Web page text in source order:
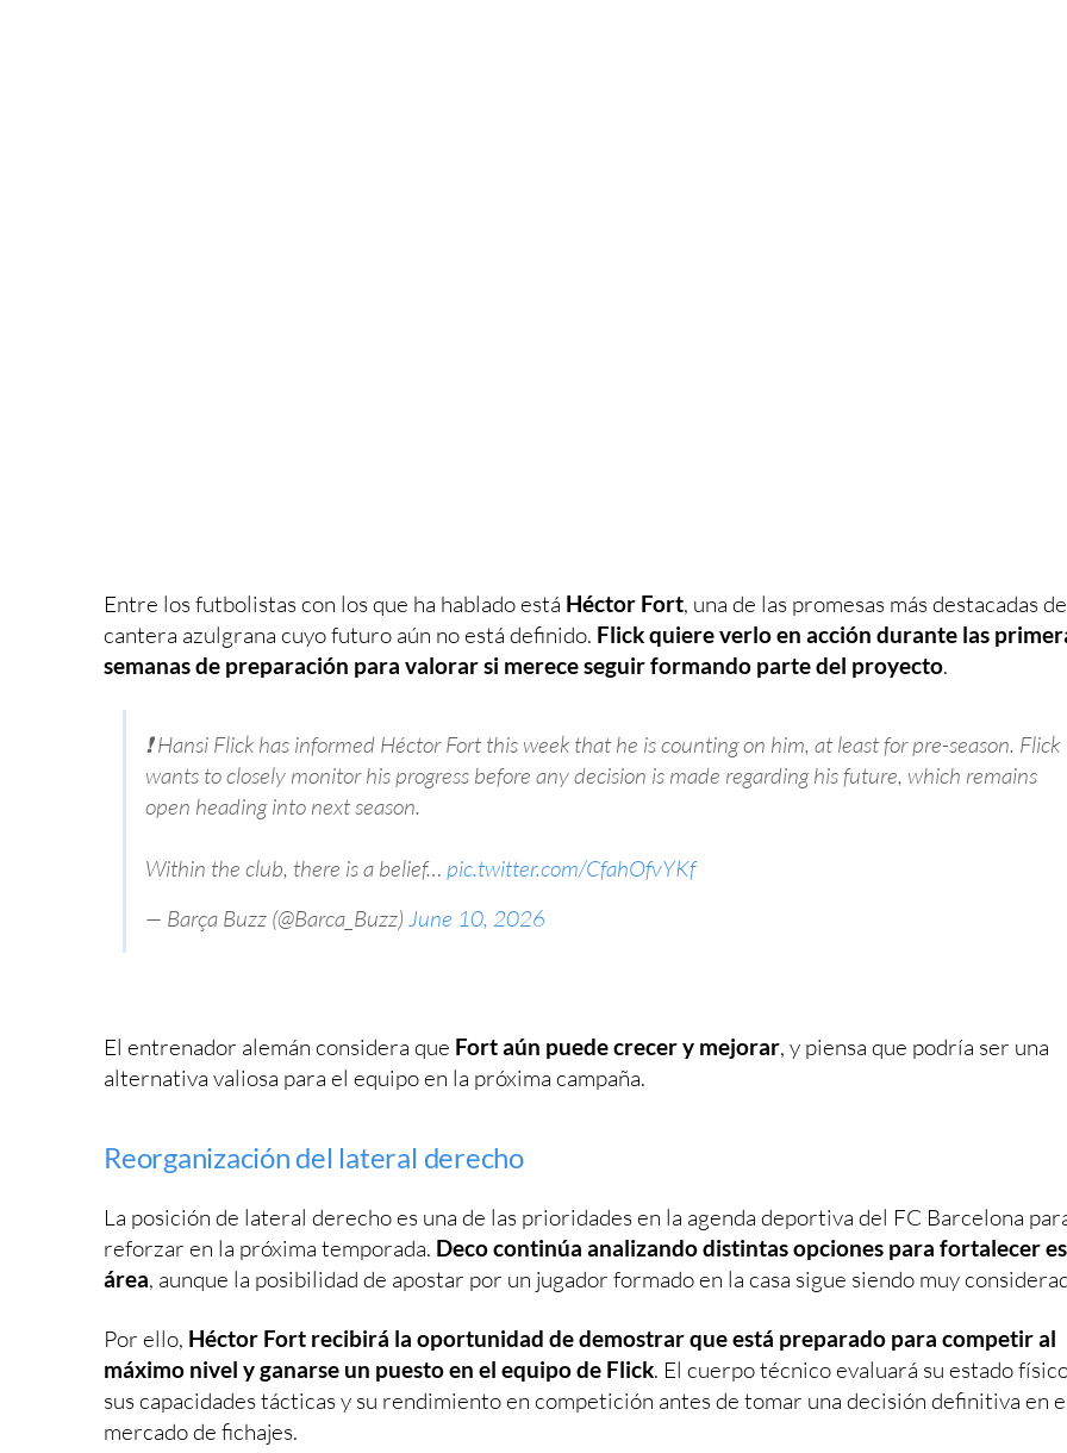
Entre los futbolistas con los que ha hablado está Héctor Fort, una de las promesas más destacadas
cantera azulgrana cuyo futuro aún no está definido. Flick quiere verlo en acción durante las
semanas de preparación para valorar si merece seguir formando parte del proyecto.
❗️ Hansi Flick has informed Héctor Fort this week that he is counting on him, at least for pre-season. Flick
wants to closely monitor his progress before any decision is made regarding his future, which remains
open heading into next season.
Within the club, there is a belief… pic.twitter.com/CfahOfvYKf
— Barça Buzz (@Barca_Buzz) June 10, 2026
El entrenador alemán considera que Fort aún puede crecer y mejorar, y piensa que podría ser una
alternativa valiosa para el equipo en la próxima campaña.
Reorganización del lateral derecho
La posición de lateral derecho es una de las prioridades en la agenda deportiva del FC Barcelona
reforzar en la próxima temporada. Deco continúa analizando distintas opciones para fortalecer
área, aunque la posibilidad de apostar por un jugador formado en la casa sigue siendo muy
Por ello, Héctor Fort recibirá la oportunidad de demostrar que está preparado para competir al
máximo nivel y ganarse un puesto en el equipo de Flick. El cuerpo técnico evaluará su estado
sus capacidades tácticas y su rendimiento en competición antes de tomar una decisión definitiva en
mercado de fichajes.